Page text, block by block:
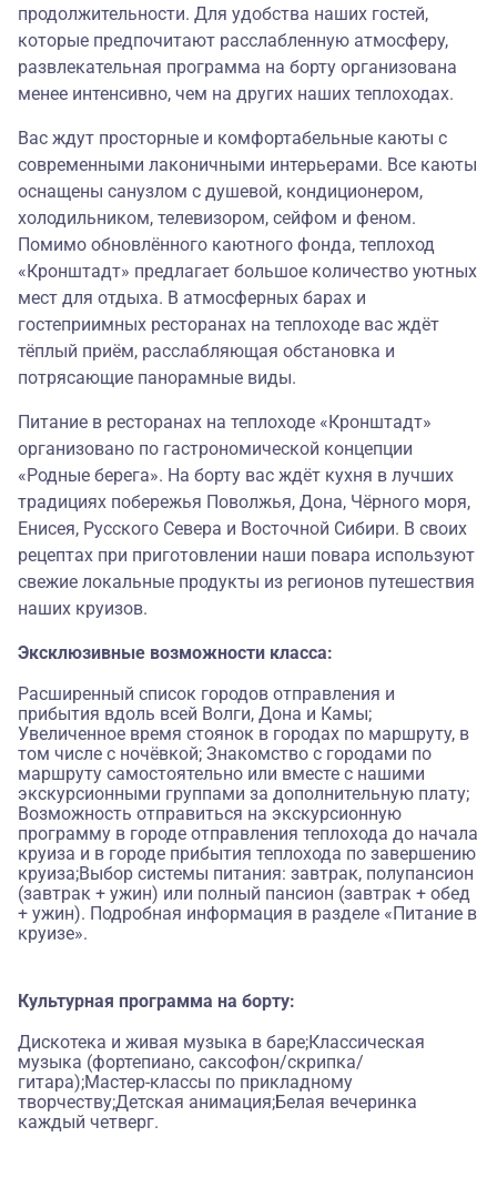
продолжительности. Для удобства наших гостей,
которые предпочитают расслабленную атмосферу,
развлекательная программа на борту организована
менее интенсивно, чем на других наших теплоходах.
Вас ждут просторные и комфортабельные каюты с
современными лаконичными интерьерами. Все каюты
оснащены санузлом с душевой, кондиционером,
холодильником, телевизором, сейфом и феном.
Помимо обновлённого каютного фонда, теплоход
«Кронштадт» предлагает большое количество уютных
мест для отдыха. В атмосферных барах и
гостеприимных ресторанах на теплоходе вас ждёт
тёплый приём, расслабляющая обстановка и
потрясающие панорамные виды.
Питание в ресторанах на теплоходе «Кронштадт»
организовано по гастрономической концепции
«Родные берега». На борту вас ждёт кухня в лучших
традициях побережья Поволжья, Дона, Чёрного моря,
Енисея, Русского Севера и Восточной Сибири. В своих
рецептах при приготовлении наши повара используют
свежие локальные продукты из регионов путешествия
наших круизов.
Эксклюзивные возможности класса:
Расширенный список городов отправления и
прибытия вдоль всей Волги, Дона и Камы;
Увеличенное время стоянок в городах по маршруту, в
том числе с ночёвкой; Знакомство с городами по
маршруту самостоятельно или вместе с нашими
экскурсионными группами за дополнительную плату;
Возможность отправиться на экскурсионную
программу в городе отправления теплохода до начала
круиза и в городе прибытия теплохода по завершению
круиза;Выбор системы питания: завтрак, полупансион
(завтрак + ужин) или полный пансион (завтрак + обед
+ ужин). Подробная информация в разделе «Питание в
круизе».
Культурная программа на борту:
Дискотека и живая музыка в баре;Классическая
музыка (фортепиано, саксофон/скрипка/
гитара);Мастер-классы по прикладному
творчеству;Детская анимация;Белая вечеринка
каждый четверг.